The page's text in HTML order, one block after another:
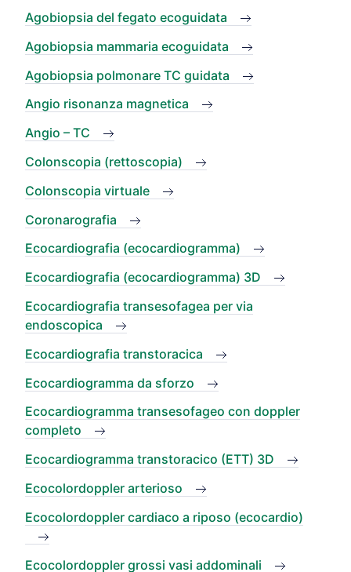
Agobiopsia del fegato ecoguidata
Agobiopsia mammaria ecoguidata
Agobiopsia polmonare TC guidata
Angio risonanza magnetica
Angio – TC
Colonscopia (rettoscopia)
Colonscopia virtuale
Coronarografia
Ecocardiografia (ecocardiogramma)
Ecocardiografia (ecocardiogramma) 3D
Ecocardiografia transesofagea per via
endoscopica
Ecocardiografia transtoracica
Ecocardiogramma da sforzo
Ecocardiogramma transesofageo con doppler
completo
Ecocardiogramma transtoracico (ETT) 3D
Ecocolordoppler arterioso
Ecocolordoppler cardiaco a riposo (ecocardio)
Ecocolordoppler grossi vasi addominali